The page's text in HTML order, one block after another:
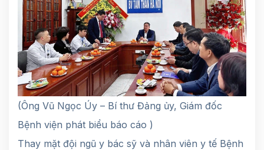
(Ông Vũ Ngọc Úy – Bí thư Đảng ủy, Giám đốc
Bệnh viện phát biểu báo cáo )
Thay mặt đội ngũ y bác sỹ và nhân viên y tế Bệnh